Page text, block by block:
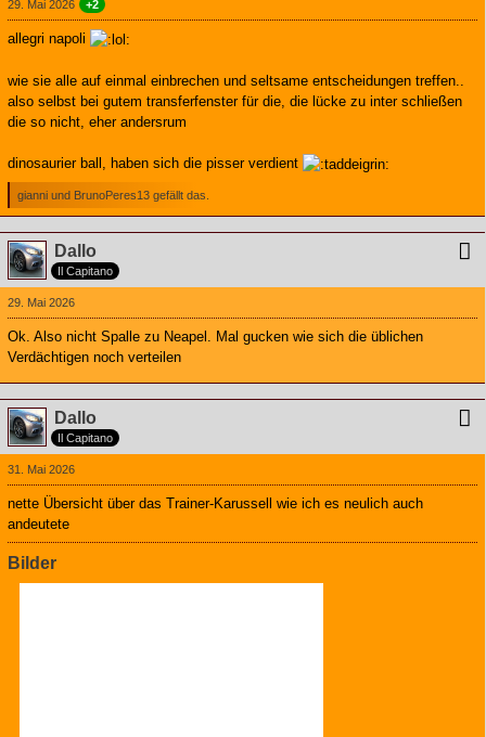
29. Mai 2026 +2
allegri napoli
wie sie alle auf einmal einbrechen und seltsame entscheidungen treffen..
also selbst bei gutem transferfenster für die, die lücke zu inter schließen
die so nicht, eher andersrum
dinosaurier ball, haben sich die pisser verdient
gianni und BrunoPeres13 gefällt das.
Dallo
Il Capitano
29. Mai 2026
Ok. Also nicht Spalle zu Neapel. Mal gucken wie sich die üblichen
Verdächtigen noch verteilen
Dallo
Il Capitano
31. Mai 2026
nette Übersicht über das Trainer-Karussell wie ich es neulich auch
andeutete
Bilder